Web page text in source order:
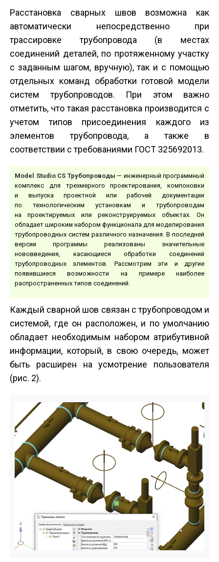
Расстановка сварных швов возможна как
автоматически непосредственно при
трассировке трубопровода (в местах
соединений деталей, по протяженному участку
с заданным шагом, вручную), так и с помощью
отдельных команд обработки готовой модели
систем трубопроводов. При этом важно
отметить, что такая расстановка производится с
учетом типов присоединения каждого из
элементов трубопровода, а также в
соответствии с требованиями ГОСТ 32569­2013.
Model Studio CS Трубопроводы — инженерный программный
комплекс для трехмерного проектирования, компоновки
и выпуска проектной или рабочей документации
по технологическим установкам и трубопроводам
на проектируемых или реконструируемых объектах. Он
обладает широким набором функционала для моделирования
трубопроводных систем различного назначения. В последней
версии программы реализованы значительные
нововведения, касающиеся обработки соединений
трубопроводных элементов. Рассмотрим эти и другие
появившиеся возможности на примере наиболее
распространенных типов соединений.
Каждый сварной шов связан с трубопроводом и
системой, где он расположен, и по умолчанию
обладает необходимым набором атрибутивной
информации, который, в свою очередь, может
быть расширен на усмотрение пользователя
(рис. 2).